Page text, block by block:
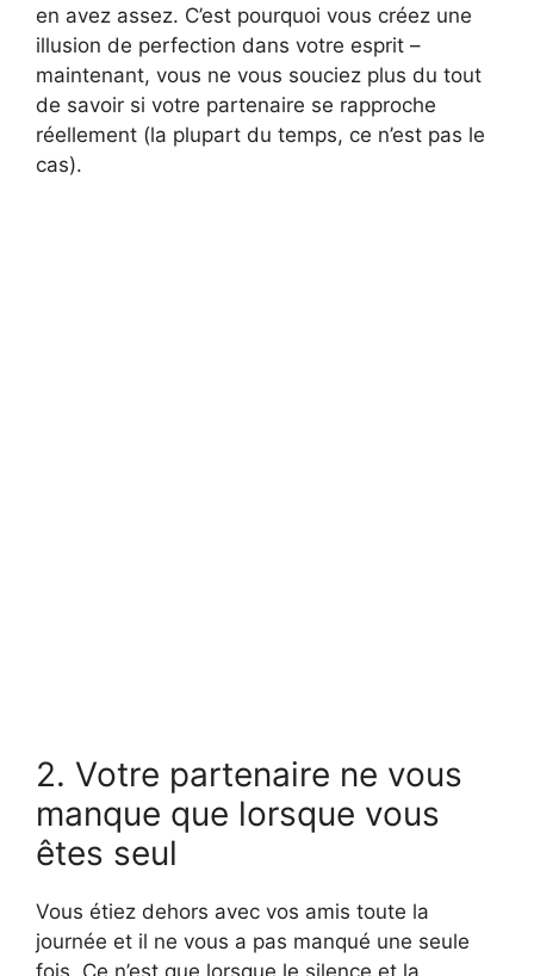
en avez assez. C’est pourquoi vous créez une
illusion de perfection dans votre esprit –
maintenant, vous ne vous souciez plus du tout
de savoir si votre partenaire se rapproche
réellement (la plupart du temps, ce n’est pas le
cas).
2. Votre partenaire ne vous
manque que lorsque vous
êtes seul
Vous étiez dehors avec vos amis toute la
journée et il ne vous a pas manqué une seule
fois. Ce n’est que lorsque le silence et la